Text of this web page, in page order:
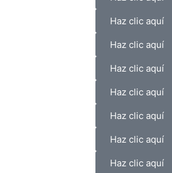
Haz clic aquí
Haz clic aquí
Haz clic aquí
Haz clic aquí
Haz clic aquí
Haz clic aquí
Haz clic aquí